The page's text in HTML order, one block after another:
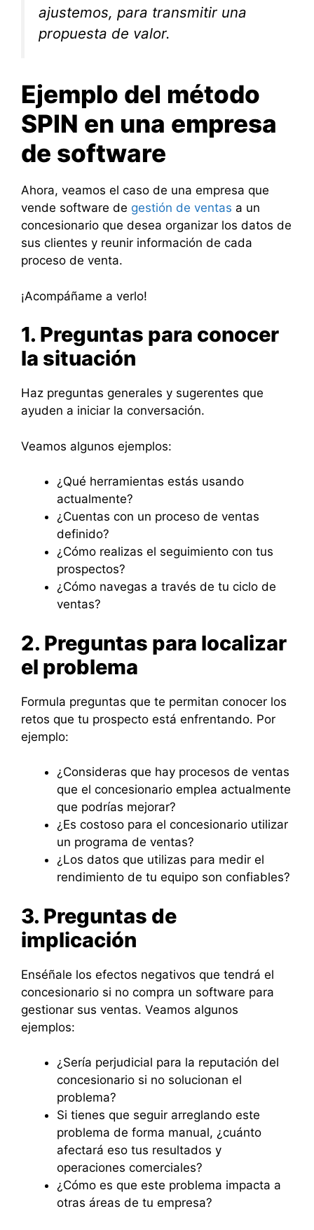
ajustemos, para transmitir una
propuesta de valor.
Ejemplo del método
SPIN en una empresa
de software
Ahora, veamos el caso de una empresa que
vende software de gestión de ventas a un
concesionario que desea organizar los datos de
sus clientes y reunir información de cada
proceso de venta.
¡Acompáñame a verlo!
1. Preguntas para conocer
la situación
Haz preguntas generales y sugerentes que
ayuden a iniciar la conversación.
Veamos algunos ejemplos:
¿Qué herramientas estás usando
actualmente?
¿Cuentas con un proceso de ventas
definido?
¿Cómo realizas el seguimiento con tus
prospectos?
¿Cómo navegas a través de tu ciclo de
ventas?
2. Preguntas para localizar
el problema
Formula preguntas que te permitan conocer los
retos que tu prospecto está enfrentando. Por
ejemplo:
¿Consideras que hay procesos de ventas
que el concesionario emplea actualmente
que podrías mejorar?
¿Es costoso para el concesionario utilizar
un programa de ventas?
¿Los datos que utilizas para medir el
rendimiento de tu equipo son confiables?
3. Preguntas de
implicación
Enséñale los efectos negativos que tendrá el
concesionario si no compra un software para
gestionar sus ventas. Veamos algunos
ejemplos:
¿Sería perjudicial para la reputación del
concesionario si no solucionan el
problema?
Si tienes que seguir arreglando este
problema de forma manual, ¿cuánto
afectará eso tus resultados y
operaciones comerciales?
¿Cómo es que este problema impacta a
otras áreas de tu empresa?